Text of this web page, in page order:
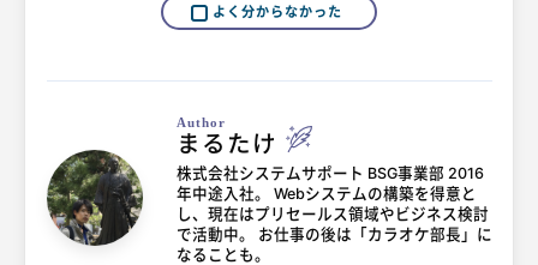
よく分からなかった
Author
まるたけ
株式会社システムサポート BSG事業部 2016
年中途入社。 Webシステムの構築を得意と
し、現在はプリセールス領域やビジネス検討
で活動中。 お仕事の後は「カラオケ部長」に
なることも。